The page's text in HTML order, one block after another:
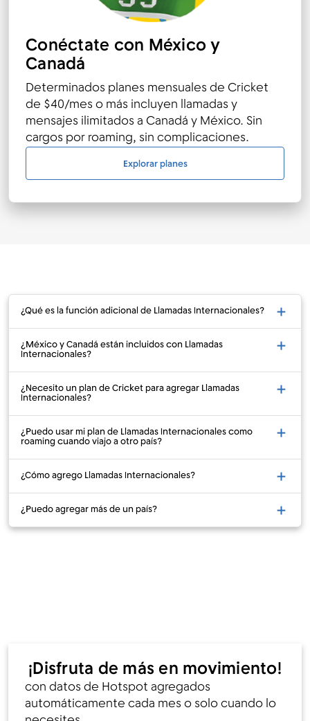
Conéctate con México y
Canadá
Determinados planes mensuales de Cricket
de $40/mes o más incluyen llamadas y
mensajes ilimitados a Canadá y México. Sin
cargos por roaming, sin complicaciones.
Explorar planes
¿Qué es la función adicional de Llamadas Internacionales?
¿México y Canadá están incluidos con Llamadas
Internacionales?
¿Necesito un plan de Cricket para agregar Llamadas
Internacionales?
¿Puedo usar mi plan de Llamadas Internacionales como
roaming cuando viajo a otro país?
¿Cómo agrego Llamadas Internacionales?
¿Puedo agregar más de un país?
¡Disfruta de más en movimiento!
con datos de Hotspot agregados
automáticamente cada mes o solo cuando lo